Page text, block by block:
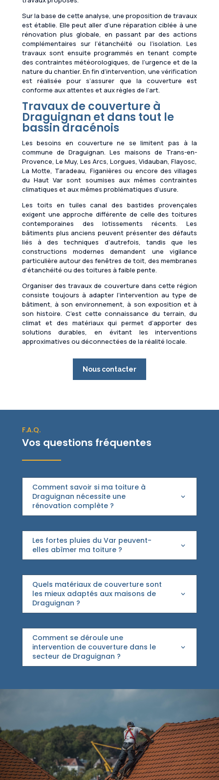
Sur la base de cette analyse, une proposition de travaux
est établie. Elle peut aller d’une réparation ciblée à une
rénovation plus globale, en passant par des actions
complémentaires sur l’étanchéité ou l’isolation. Les
travaux sont ensuite programmés en tenant compte
des contraintes météorologiques, de l’urgence et de la
nature du chantier. En fin d’intervention, une vérification
est réalisée pour s’assurer que la couverture est
conforme aux attentes et aux règles de l’art.
Travaux de couverture à
Draguignan et dans tout le
bassin dracénois
Les besoins en couverture ne se limitent pas à la
commune de Draguignan. Les maisons de Trans-en-
Provence, Le Muy, Les Arcs, Lorgues, Vidauban, Flayosc,
La Motte, Taradeau, Figanières ou encore des villages
du Haut Var sont soumises aux mêmes contraintes
climatiques et aux mêmes problématiques d’usure.
Les toits en tuiles canal des bastides provençales
exigent une approche différente de celle des toitures
contemporaines des lotissements récents. Les
bâtiments plus anciens peuvent présenter des défauts
liés à des techniques d’autrefois, tandis que les
constructions modernes demandent une vigilance
particulière autour des fenêtres de toit, des membranes
d’étanchéité ou des toitures à faible pente.
Organiser des travaux de couverture dans cette région
consiste toujours à adapter l’intervention au type de
bâtiment, à son environnement, à son exposition et à
son histoire. C’est cette connaissance du terrain, du
climat et des matériaux qui permet d’apporter des
solutions durables, en évitant les interventions
approximatives ou déconnectées de la réalité locale.
Nous contacter
F.A.Q.
Vos questions fréquentes
Comment savoir si ma toiture à
Draguignan nécessite une
rénovation complète ?
Les fortes pluies du Var peuvent-
elles abîmer ma toiture ?
Quels matériaux de couverture sont
les mieux adaptés aux maisons de
Draguignan ?
Comment se déroule une
intervention de couverture dans le
secteur de Draguignan ?